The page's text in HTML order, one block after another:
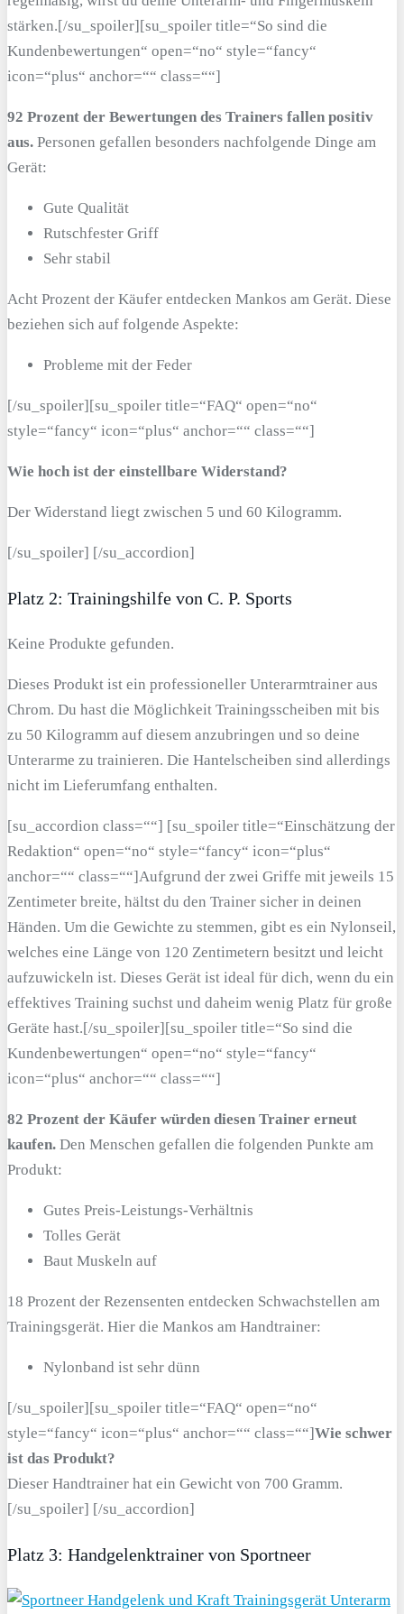
stärken.[/su_spoiler][su_spoiler title=“So sind die
Kundenbewertungen“ open=“no“ style=“fancy“
icon=“plus“ anchor=““ class=““]
92 Prozent der Bewertungen des Trainers fallen positiv
aus. Personen gefallen besonders nachfolgende Dinge am
Gerät:
Gute Qualität
Rutschfester Griff
Sehr stabil
Acht Prozent der Käufer entdecken Mankos am Gerät. Diese
beziehen sich auf folgende Aspekte:
Probleme mit der Feder
[/su_spoiler][su_spoiler title=“FAQ“ open=“no“
style=“fancy“ icon=“plus“ anchor=““ class=““]
Wie hoch ist der einstellbare Widerstand?
Der Widerstand liegt zwischen 5 und 60 Kilogramm.
[/su_spoiler] [/su_accordion]
Platz 2: Trainingshilfe von C. P. Sports
Keine Produkte gefunden.
Dieses Produkt ist ein professioneller Unterarmtrainer aus
Chrom. Du hast die Möglichkeit Trainingsscheiben mit bis
zu 50 Kilogramm auf diesem anzubringen und so deine
Unterarme zu trainieren. Die Hantelscheiben sind allerdings
nicht im Lieferumfang enthalten.
[su_accordion class=““] [su_spoiler title=“Einschätzung der
Redaktion“ open=“no“ style=“fancy“ icon=“plus“
anchor=““ class=““]Aufgrund der zwei Griffe mit jeweils 15
Zentimeter breite, hältst du den Trainer sicher in deinen
Händen. Um die Gewichte zu stemmen, gibt es ein Nylonseil,
welches eine Länge von 120 Zentimetern besitzt und leicht
aufzuwickeln ist. Dieses Gerät ist ideal für dich, wenn du ein
effektives Training suchst und daheim wenig Platz für große
Geräte hast.[/su_spoiler][su_spoiler title=“So sind die
Kundenbewertungen“ open=“no“ style=“fancy“
icon=“plus“ anchor=““ class=““]
82 Prozent der Käufer würden diesen Trainer erneut
kaufen. Den Menschen gefallen die folgenden Punkte am
Produkt:
Gutes Preis-Leistungs-Verhältnis
Tolles Gerät
Baut Muskeln auf
18 Prozent der Rezensenten entdecken Schwachstellen am
Trainingsgerät. Hier die Mankos am Handtrainer:
Nylonband ist sehr dünn
[/su_spoiler][su_spoiler title=“FAQ“ open=“no“
style=“fancy“ icon=“plus“ anchor=““ class=““]Wie schwer
ist das Produkt?
Dieser Handtrainer hat ein Gewicht von 700 Gramm.
[/su_spoiler] [/su_accordion]
Platz 3: Handgelenktrainer von Sportneer